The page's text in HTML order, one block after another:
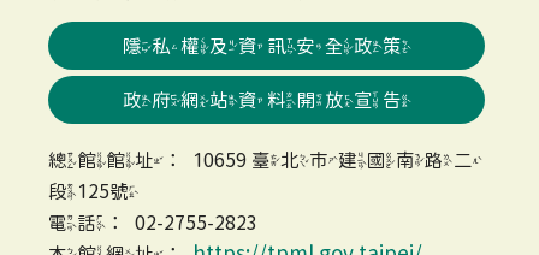
隱私權及資訊安全政策
政府網站資料開放宣告
總館館址：10659 臺北市建國南路二
段125號
電話：02-2755-2823